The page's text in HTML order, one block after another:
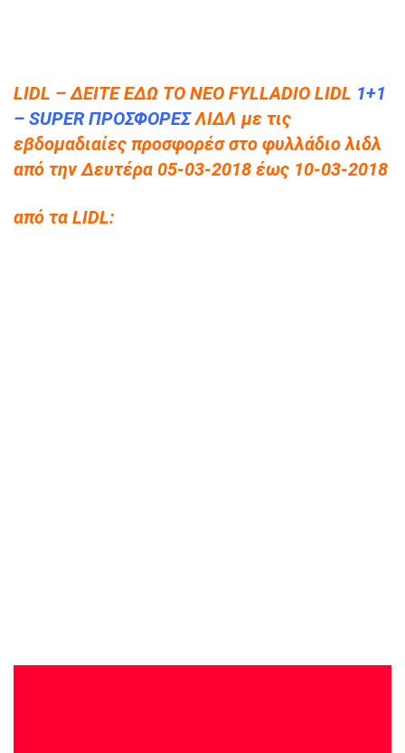
LIDL – ΔΕΙΤΕ ΕΔΩ ΤΟ NEO FYLLADIO LIDL 1+1
– SUPER ΠΡΟΣΦΟΡΕΣΛΙΔΛ με τις
εβδομαδιαίες προσφορέσ στο φυλλάδιο λιδλ
από την Δευτέρα 05-03-2018 έως 10-03-2018
από τα LIDL: